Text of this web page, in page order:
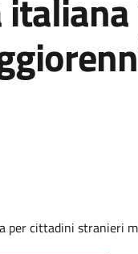
per cittadini stranieri